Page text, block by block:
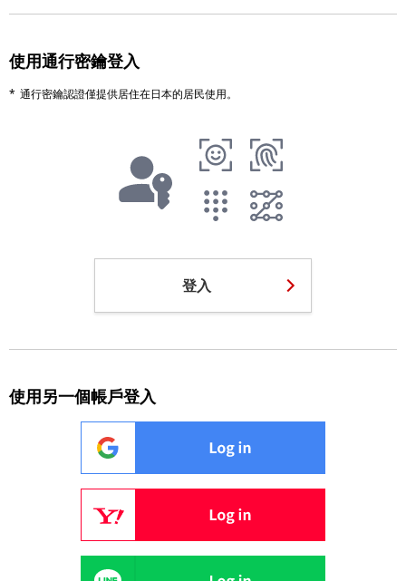
使用通行密鑰登入
通行密鑰認證僅提供居住在日本的居民使用。
登入
使用另一個帳戶登入